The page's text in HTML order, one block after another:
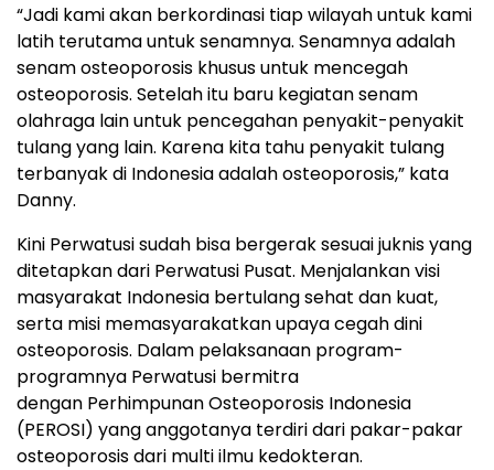
“Jadi kami akan berkordinasi tiap wilayah untuk kami
latih terutama untuk senamnya. Senamnya adalah
senam osteoporosis khusus untuk mencegah
osteoporosis. Setelah itu baru kegiatan senam
olahraga lain untuk pencegahan penyakit-penyakit
tulang yang lain. Karena kita tahu penyakit tulang
terbanyak di Indonesia adalah osteoporosis,” kata
Danny.
Kini Perwatusi sudah bisa bergerak sesuai juknis yang
ditetapkan dari Perwatusi Pusat. Menjalankan visi
masyarakat Indonesia bertulang sehat dan kuat,
serta misi memasyarakatkan upaya cegah dini
osteoporosis. Dalam pelaksanaan program-
programnya Perwatusi bermitra
dengan Perhimpunan Osteoporosis Indonesia
(PEROSI) yang anggotanya terdiri dari pakar-pakar
osteoporosis dari multi ilmu kedokteran.